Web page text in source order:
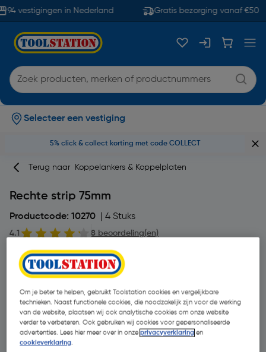
94 vestigingen in Nederland Gratis bezorging vanaf €50
Selecteer een vestiging
5% click & collect korting met code COLLECT
Terug naar Koppelankers & Koppelplaten
Rechte strip 75mm
Productcode: 10270 | 4 Stuks
4.1 8 beoordeling(en)
Om je beter te helpen, gebruikt Toolstation cookies en vergelijkbare
technieken. Naast functionele cookies, die noodzakelijk zijn voor de werking
van de website, plaatsen wij ook analytische cookies om onze website
verder te verbeteren. Ook gebruiken wij cookies voor gepersonaliseerde
advertenties. Lees hier meer over in onzeprivacyverklaring en
cookieverklaring.